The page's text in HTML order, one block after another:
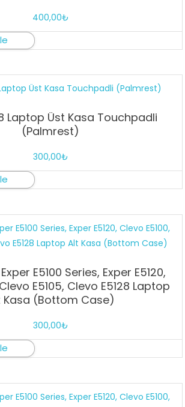
400,00₺
Laptop Üst Kasa Touchpadli
(Palmrest)
300,00₺
E5100 Series, Exper E5120,
E5105, Clevo E5128 Laptop
Kasa (Bottom Case)
300,00₺